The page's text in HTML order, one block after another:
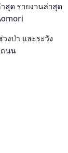
สุด รายงานล่าสุด
งป่า และระวัง
นน